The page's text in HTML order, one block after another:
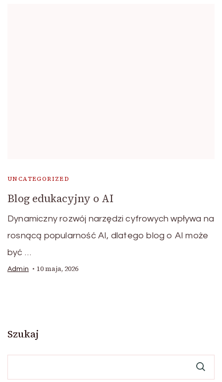
UNCATEGORIZED
Blog edukacyjny o AI
Dynamiczny rozwój narzędzi cyfrowych wpływa na
rosnącą popularność AI, dlatego blog o AI może
być …
Admin 10 maja, 2026
Szukaj